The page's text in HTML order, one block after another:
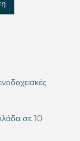
σε 10